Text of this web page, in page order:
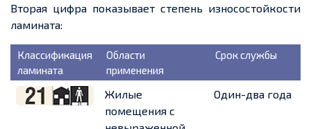
Вторая цифра показывает степень износостойкости
ламината:
Классификация
ламината
Области
применения
Срок службы
Жилые
помещения с
Один-два года